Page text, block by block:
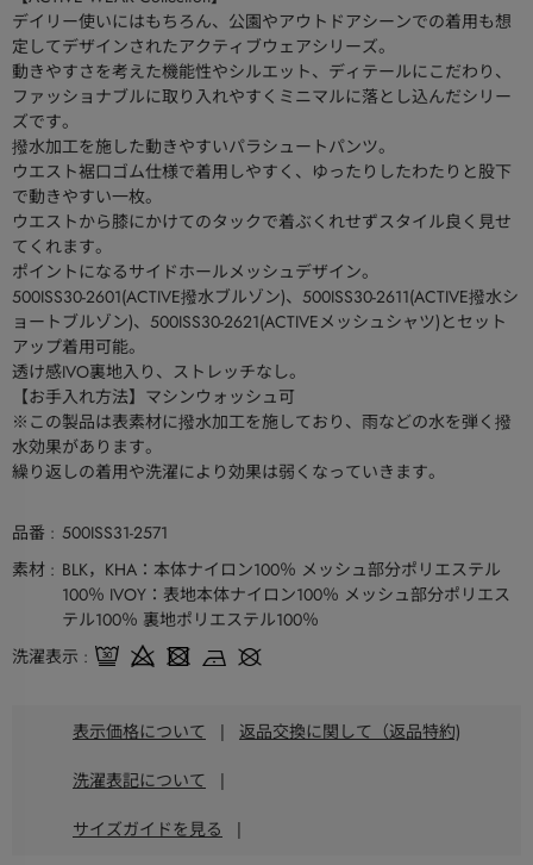
デイリー使いにはもちろん、公園やアウトドアシーンでの着用も想
定してデザインされたアクティブウェアシリーズ。
動きやすさを考えた機能性やシルエット、ディテールにこだわり、
ファッショナブルに取り入れやすくミニマルに落とし込んだシリー
ズです。
撥水加工を施した動きやすいパラシュートパンツ。
ウエスト裾口ゴム仕様で着用しやすく、ゆったりしたわたりと股下
で動きやすい一枚。
ウエストから膝にかけてのタックで着ぶくれせずスタイル良く見せ
てくれます。
ポイントになるサイドホールメッシュデザイン。
500ISS30-2601(ACTIVE撥水ブルゾン)、500ISS30-2611(ACTIVE撥水シ
ョートブルゾン)、500ISS30-2621(ACTIVEメッシュシャツ)とセット
アップ着用可能。
透け感IVO裏地入り、ストレッチなし。
【お手入れ方法】マシンウォッシュ可
※この製品は表素材に撥水加工を施しており、雨などの水を弾く撥
水効果があります。
繰り返しの着用や洗濯により効果は弱くなっていきます。
品番
500ISS31-2571
素材
BLK，KHA：本体ナイロン100％ メッシュ部分ポリエステル
100％ IVOY：表地本体ナイロン100％ メッシュ部分ポリエス
テル100％ 裏地ポリエステル100％
洗濯表示
表示価格について | 返品交換に関して（返品特約)
洗濯表記について |
サイズガイドを見る |